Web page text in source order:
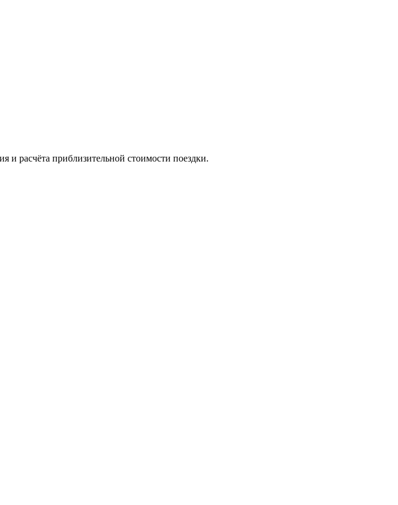
и расчёта приблизительной стоимости поездки.